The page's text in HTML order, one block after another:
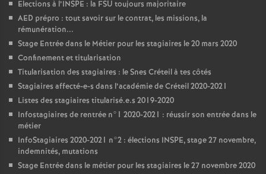
Elections à l’INSPE : la FSU toujours majoritaire
AED prépro : tout savoir sur le contrat, les missions, la
rémunération...
Stage Entrée dans le Métier pour les stagiaires le 20 mars 2020
Confinement et titularisation
Titularisation des stagiaires : le Snes Créteil à tes côtés
Stagiaires affecté-e-s dans l’académie de Créteil 2020-2021
Listes des stagiaires titularisé.e.s 2019-2020
Infostagiaires de rentrée n°1 2020-2021 : réussir son entrée dans le
métier
InfoStagiaires 2020-2021 n°2 : élections INSPE, stage 27 novembre,
indemnités, mutations
Stage Entrée dans le métier pour les stagiaires le 27 novembre 2020